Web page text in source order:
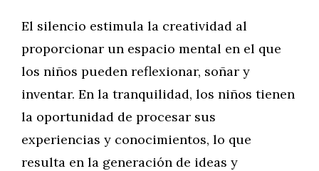
El silencio estimula la creatividad al
proporcionar un espacio mental en el que
los niños pueden reflexionar, soñar y
inventar. En la tranquilidad, los niños tienen
la oportunidad de procesar sus
experiencias y conocimientos, lo que
resulta en la generación de ideas y